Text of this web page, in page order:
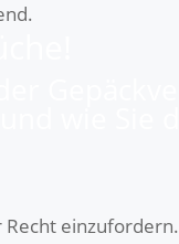
Recht einzufordern.